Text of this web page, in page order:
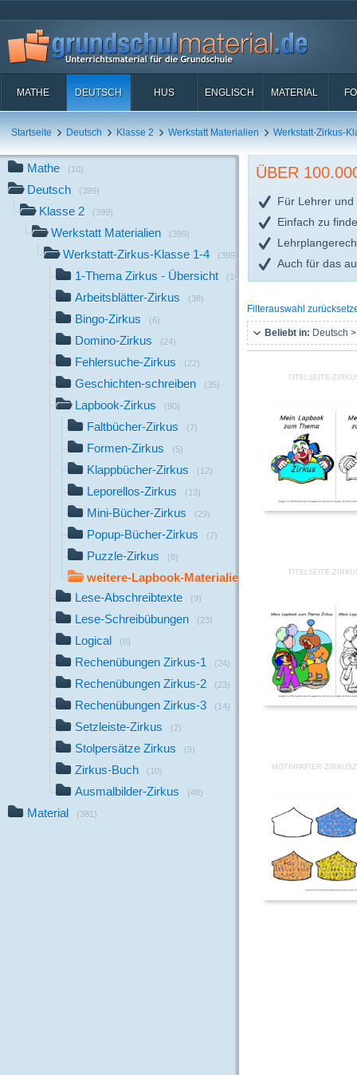
MATHE DEUTSCH HUS ENGLISCH MATERIAL
Startseite Deutsch Klasse 2 Werkstatt Materialien Werkstatt-Zirkus-
Mathe (10)
Deutsch (399)
Klasse 2 (399)
Werkstatt Materialien (399)
Werkstatt-Zirkus-Klasse 1-4 (399)
1-Thema Zirkus - Übersicht (14)
Arbeitsblätter-Zirkus (38)
Bingo-Zirkus (6)
Domino-Zirkus (24)
Fehlersuche-Zirkus (22)
Geschichten-schreiben (35)
Lapbook-Zirkus (90)
Faltbücher-Zirkus (7)
Formen-Zirkus (5)
Klappbücher-Zirkus (12)
Leporellos-Zirkus (13)
Mini-Bücher-Zirkus (29)
Popup-Bücher-Zirkus (7)
Puzzle-Zirkus (8)
weitere-Lapbook-Materialien
Lese-Abschreibtexte (9)
Lese-Schreibübungen (23)
Logical (8)
Rechenübungen Zirkus-1 (24)
Rechenübungen Zirkus-2 (23)
Rechenübungen Zirkus-3 (14)
Setzleiste-Zirkus (2)
Stolpersätze Zirkus (9)
Zirkus-Buch (10)
Ausmalbilder-Zirkus (48)
Material (381)
ÜBER
Für Lehrer und
Einfach zu
Auch für das
Filterauswahl
Beliebt in: Deutsch
TITELSEITE-
TITELSEITE-
MOTIVPAPIER-